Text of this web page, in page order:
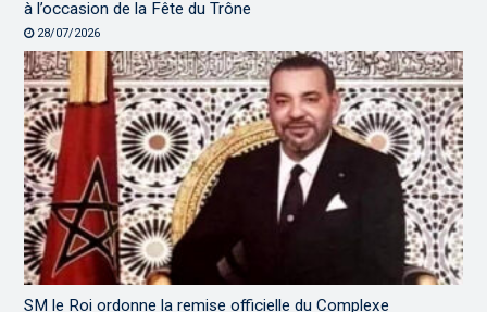
à l’occasion de la Fête du Trône
28/07/2026
SM le Roi ordonne la remise officielle du Complexe